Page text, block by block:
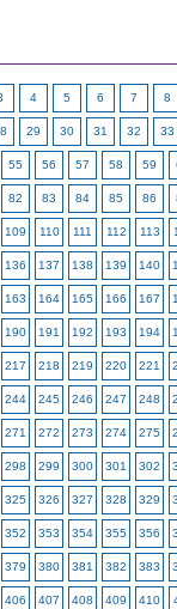
4 5 6 7 8
29 30 31 32 33
55 56 57 58 59
82 83 84 85 86
109 110 111 112 113
136 137 138 139 140
163 164 165 166 167
190 191 192 193 194
217 218 219 220 221
244 245 246 247 248
271 272 273 274 275
298 299 300 301 302
325 326 327 328 329
352 353 354 355 356
379 380 381 382 383
406 407 408 409 410